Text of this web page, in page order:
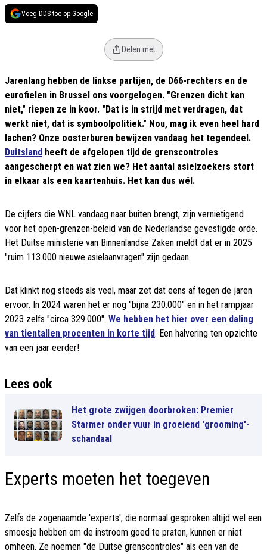
Voeg DDS toe op Google
Delen met
Jarenlang hebben de linkse partijen, de D66-rechters en de
eurofielen in Brussel ons voorgelogen. "Grenzen dicht kan
niet," riepen ze in koor. "Dat is in strijd met verdragen, dat
werkt niet, dat is symboolpolitiek." Nou, mag ik even heel hard
lachen? Onze oosterburen bewijzen vandaag het tegendeel.
Duitsland heeft de afgelopen tijd de grenscontroles
aangescherpt en wat zien we? Het aantal asielzoekers stort
in elkaar als een kaartenhuis. Het kan dus wél.
De cijfers die WNL vandaag naar buiten brengt, zijn vernietigend
voor het open-grenzen-beleid van de Nederlandse gevestigde orde.
Het Duitse ministerie van Binnenlandse Zaken meldt dat er in 2025
"ruim 113.000 nieuwe asielaanvragen" zijn gedaan.
Dat klinkt nog steeds als veel, maar zet dat eens af tegen de jaren
ervoor. In 2024 waren het er nog "bijna 230.000" en in het rampjaar
2023 zelfs "circa 329.000". We hebben het hier over een daling
van tientallen procenten in korte tijd. Een halvering ten opzichte
van een jaar eerder!
Lees ook
Het grote zwijgen doorbroken: Premier
Starmer onder vuur in groeiend 'grooming'-
schandaal
Experts moeten het toegeven
Zelfs de zogenaamde 'experts', die normaal gesproken altijd wel een
smoesje hebben om de instroom goed te praten, kunnen er niet
omheen. Ze noemen "de Duitse grenscontroles" als een van de